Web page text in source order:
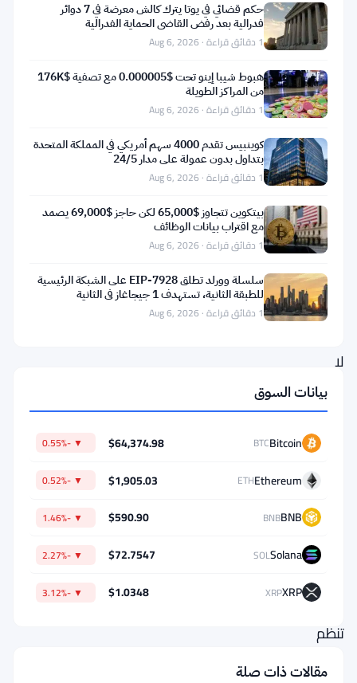
إسبانيا
تتراجع.
كارلوس
سان
باسيليو،
رئيس
الهيئة
التنظيمية
المالية
إسبانيا،
أوضح
لا
تمديدات،
استثناءات،
مجال
للمناورة
للشركات
المشفرة
التي
تنظم
حكم قضائي في يوتا يترك كالش معرضة في 7 دوائر
فدرالية بعد رفض القاضي الحماية الفدرالية
1 دقائق قراءة · Aug 6, 2026
هبوط شيبا إينو تحت $0.000005 مع تصفية $176K
من المراكز الطويلة
1 دقائق قراءة · Aug 6, 2026
كوينبيس تقدم 4000 سهم أمريكي في المملكة المتحدة
بتداول بدون عمولة على مدار 24/5
1 دقائق قراءة · Aug 6, 2026
بيتكوين تتجاوز $65,000 لكن حاجز $69,000 يصمد
مع اقتراب بيانات الوظائف
1 دقائق قراءة · Aug 6, 2026
سلسلة وورلد تطلق EIP-7928 على الشبكة الرئيسية
للطبقة الثانية، تستهدف 1 جيجاغاز في الثانية
1 دقائق قراءة · Aug 6, 2026
بيانات السوق
Bitcoin
BTC
$64,374.98
▼ -0.55%
Ethereum
ETH
$1,905.03
▼ -0.52%
BNB
BNB
$590.90
▼ -1.46%
Solana
SOL
$72.7547
▼ -2.27%
XRP
XRP
$1.0348
▼ -3.12%
مقالات ذات صلة